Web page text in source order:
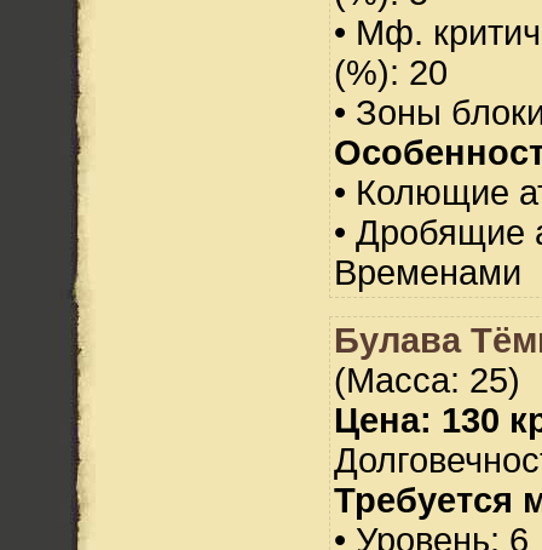
• Мф.
(%): 20
• Зоны
• Колющие
• Дробящие
Временами
Булава
(Масса: 25)
Цена: 130
Требуется
• Уровень: 6